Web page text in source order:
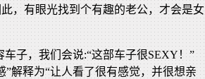
，有眼光找到个有趣的老公，才会是女
子，我们会说:“这部车子很SEXY！”
解释为“让人看了很有感觉，并很想亲